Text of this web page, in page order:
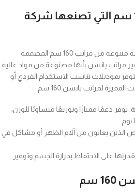
ما هي المراتب 160 سم التي تصنعها شركة
مجموعة متنوعة من مراتب 160 سم المصممة
مراتب يانسن بأنها مصنوعة من مواد عالية
بموديلات تناسب الاستخدام الفردي أو
لمراتب يانسن 160 سم:
: توفر دعمًا ممتازًا وتوزيعًا متساويًا للوزن،
الذين يعانون من آلام الظهر أو مشاكل في
على الاحتفاظ بحرارة الجسم وتوفير
سم